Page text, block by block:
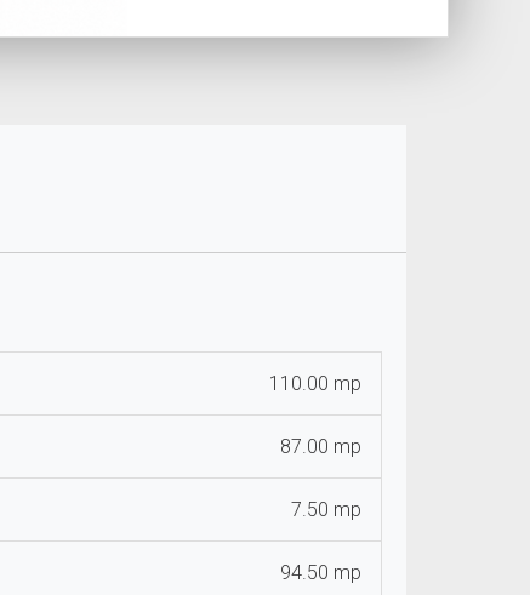
110.00 mp
87.00 mp
7.50 mp
94.50 mp